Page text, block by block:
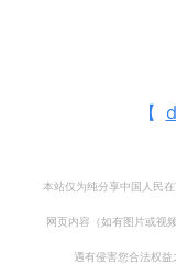
【
本站仅为纯分享中国人民
网页内容（如有图片或视
遇有侵害您合法权